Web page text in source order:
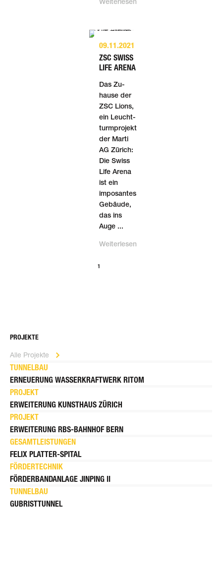
Weiterlesen
09.11.2021
ZSC SWISS
LIFE ARENA
Das Zu­
hause der
ZSC Lions,
ein Leucht­
turm­projekt
der Marti
AG Zürich:
Die Swiss
Life Arena
ist ein
imposantes
Gebäude,
das ins
Auge ...
Weiterlesen
1
PROJEKTE
Alle Projekte
TUNNELBAU
ERNEUERUNG WASSER­KRAFT­WERK RITOM
PROJEKT
ERWEITERUNG KUNSTHAUS ZÜRICH
PROJEKT
ERWEITERUNG RBS-BAHNHOF BERN
GESAMTLEISTUNGEN
FELIX PLATTER-SPITAL
FÖRDERTECHNIK
FÖRDERBANDANLAGE JINPING II
TUNNELBAU
GUBRISTTUNNEL